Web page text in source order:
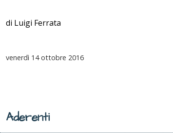
di Luigi Ferrata
venerdì 14 ottobre 2016
Aderenti